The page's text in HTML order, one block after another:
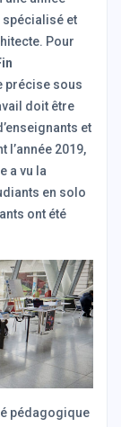
spécialisé et
Pour
précise sous
doit être
et
2019,
a vu la
en solo
ont été
pédagogique